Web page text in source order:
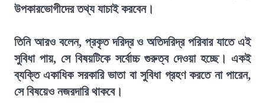
উপকারভোগীদের তথ্য যাচাই করবেন।
তিনি আরও বলেন, প্রকৃত দরিদ্র ও অতিদরিদ্র পরিবার যাতে এই
সুবিধা পায়, সে বিষয়টিকে সর্বোচ্চ গুরুত্ব দেওয়া হচ্ছে। একই
ব্যক্তি একাধিক সরকারি ভাতা বা সুবিধা গ্রহণ করতে না পারেন,
সে বিষয়েও নজরদারি থাকবে।